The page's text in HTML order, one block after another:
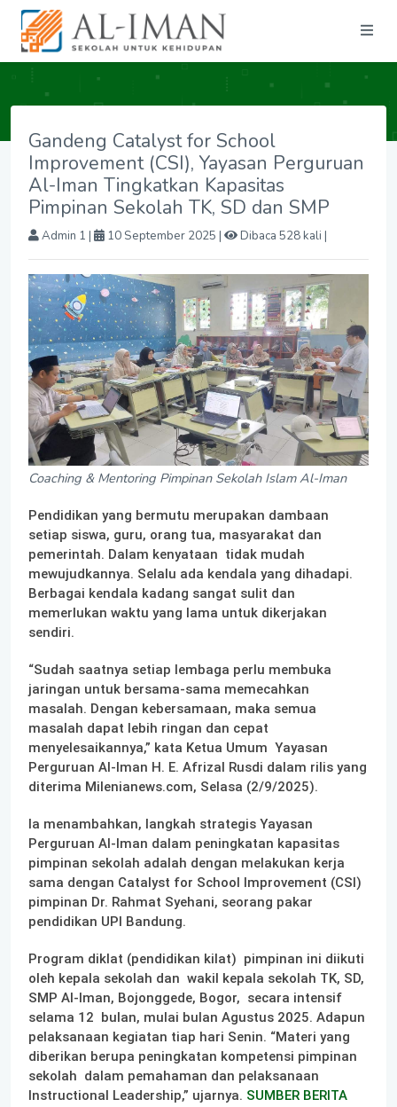
Gandeng Catalyst for School
Improvement (CSI), Yayasan Perguruan
Al-Iman Tingkatkan Kapasitas
Pimpinan Sekolah TK, SD dan SMP
Admin 1 | 10 September 2025 | Dibaca 528 kali |
Coaching & Mentoring Pimpinan Sekolah Islam Al-Iman
Pendidikan yang bermutu merupakan dambaan
setiap siswa, guru, orang tua, masyarakat dan
pemerintah. Dalam kenyataan tidak mudah
mewujudkannya. Selalu ada kendala yang dihadapi.
Berbagai kendala kadang sangat sulit dan
memerlukan waktu yang lama untuk dikerjakan
sendiri.
“Sudah saatnya setiap lembaga perlu membuka
jaringan untuk bersama-sama memecahkan
masalah. Dengan kebersamaan, maka semua
masalah dapat lebih ringan dan cepat
menyelesaikannya,” kata Ketua Umum Yayasan
Perguruan Al-Iman H. E. Afrizal Rusdi dalam rilis yang
diterima Milenianews.com, Selasa (2/9/2025).
Ia menambahkan, langkah strategis Yayasan
Perguruan Al-Iman dalam peningkatan kapasitas
pimpinan sekolah adalah dengan melakukan kerja
sama dengan Catalyst for School Improvement (CSI)
pimpinan Dr. Rahmat Syehani, seorang pakar
pendidikan UPI Bandung.
Program diklat (pendidikan kilat) pimpinan ini diikuti
oleh kepala sekolah dan wakil kepala sekolah TK, SD,
SMP Al-Iman, Bojonggede, Bogor, secara intensif
selama 12 bulan, mulai bulan Agustus 2025. Adapun
pelaksanaan kegiatan tiap hari Senin. “Materi yang
diberikan berupa peningkatan kompetensi pimpinan
sekolah dalam pemahaman dan pelaksanaan
Instructional Leadership,” ujarnya. SUMBER BERITA